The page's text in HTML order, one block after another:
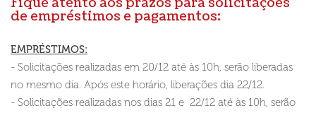
de empréstimos e pagamentos:
EMPRÉSTIMOS:
- Solicitações realizadas em 20/12 até às 10h, serão liberadas
no mesmo dia. Após este horário, liberações dia 22/12.
- Solicitações realizadas nos dias 21 e 22/12 até às 10h, serão